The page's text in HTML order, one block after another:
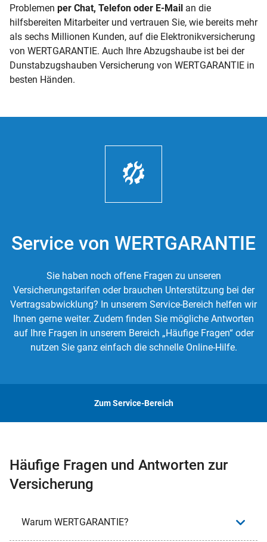
Problemen per Chat, Telefon oder E-Mail an die
hilfsbereiten Mitarbeiter und vertrauen Sie, wie bereits mehr
als sechs Millionen Kunden, auf die Elektronikversicherung
von WERTGARANTIE. Auch Ihre Abzugshaube ist bei der
Dunstabzugshauben Versicherung von WERTGARANTIE in
besten Händen.
Service von WERTGARANTIE
Sie haben noch offene Fragen zu unseren
Versicherungstarifen oder brauchen Unterstützung bei der
Vertragsabwicklung? In unserem Service-Bereich helfen wir
Ihnen gerne weiter. Zudem finden Sie mögliche Antworten
auf Ihre Fragen in unserem Bereich „Häufige Fragen“ oder
nutzen Sie ganz einfach die schnelle Online-Hilfe.
Zum Service-Bereich
Häufige Fragen und Antworten zur
Versicherung
Warum WERTGARANTIE?